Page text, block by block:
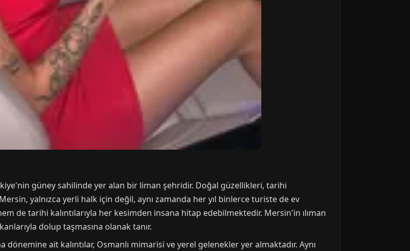
güney sahilinde yer alan bir liman şehridir. Doğal güzellikleri, tarihi
yalnızca yerli halk için değil, aynı zamanda her yıl binlerce turiste de ev
de tarihi kalıntılarıyla her kesimden insana hitap edebilmektedir. Mersin'in ılıman
dolup taşmasına olanak tanır.
ait kalıntılar, Osmanlı mimarisi ve yerel gelenekler yer almaktadır. Aynı